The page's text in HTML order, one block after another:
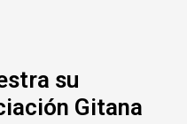
su
Gitana